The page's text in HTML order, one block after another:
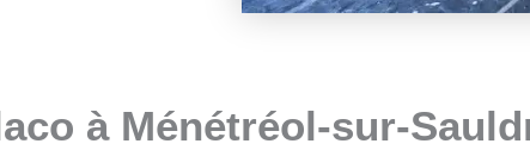
à Ménétréol-sur-